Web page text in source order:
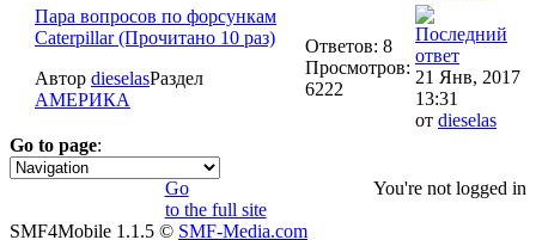
Пара вопросов по форсункам
Caterpillar (Прочитано 10 раз)
Автор dieselasРаздел
АМЕРИКА
Ответов: 8
Просмотров:
6222
21 Янв, 2017
13:31
от dieselas
Go to page:
1
You're not logged in
Go
to the full site
SMF4Mobile 1.1.5 © SMF-Media.com